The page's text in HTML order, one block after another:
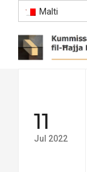
Malti
11
Jul 2022